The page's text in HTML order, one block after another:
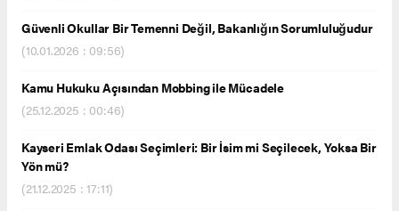
Güvenli Okullar Bir Temenni Değil, Bakanlığın Sorumluluğudur
(10.01.2026 : 09:56)
Kamu Hukuku Açısından Mobbing ile Mücadele
(25.12.2025 : 00:46)
Kayseri Emlak Odası Seçimleri: Bir İsim mi Seçilecek, Yoksa Bir
Yön mü?
(21.12.2025 : 17:11)